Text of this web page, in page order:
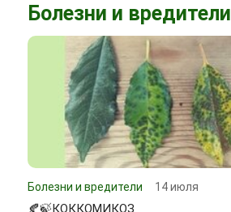
Болезни и вредители
Болезни и вредители 14 июля
🍂🍃КОККОМИКОЗ